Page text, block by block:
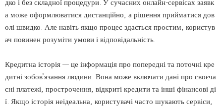
дко і без складної процедури. У сучасних онлайн-сервісах заявк
а може оформлюватися дистанційно, а рішення прийматися дов
олі швидко. Але навіть якщо процес здається простим, користув
ач повинен розуміти умови і відповідальність.
Кредитна історія — це інформація про попередні та поточні кре
дитні зобов’язання людини. Вона може включати дані про своєча
сні платежі, прострочення, відкриті кредити та інші фінансові ді
ї. Якщо історія неідеальна, користувачі часто шукають сервіси,